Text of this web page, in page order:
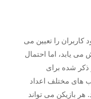
را تعیین می‌
می‌ یابد، اما احتمال
ذکر شده برای
های مختلف اعداد
هر بازیکن می‌ تواند